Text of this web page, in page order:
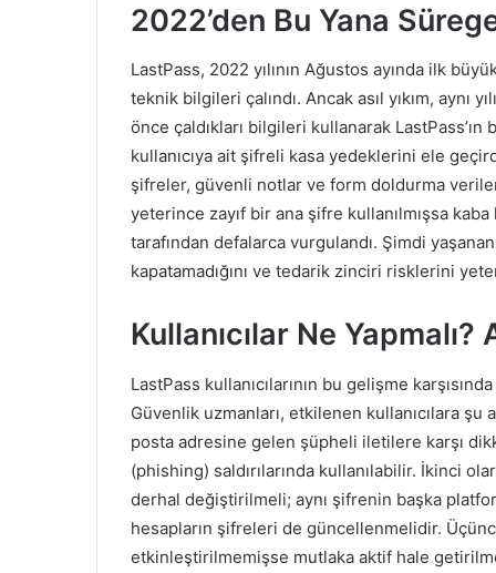
2022’den Bu Yana
LastPass, 2022 yılının Ağustos ayında ilk
teknik bilgileri çalındı. Ancak asıl yıkım, aynı
önce çaldıkları bilgileri kullanarak
kullanıcıya ait şifreli kasa yedeklerini ele
şifreler, güvenli notlar ve form doldurma
yeterince zayıf bir ana şifre kullanılmışsa
tarafından defalarca vurgulandı. Şimdi
kapatamadığını ve tedarik zinciri risklerini
Kullanıcılar Ne
LastPass kullanıcılarının bu gelişme
Güvenlik uzmanları, etkilenen kullanıcılara şu
posta adresine gelen şüpheli iletilere karşı
(phishing) saldırılarında kullanılabilir. İkinci
derhal değiştirilmeli; aynı şifrenin başka
hesapların şifreleri de güncellenmelidir.
etkinleştirilmemişse mutlaka aktif hale